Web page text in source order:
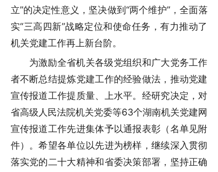
立”的决定性意义，坚决做到“两个维护”，全面落
实“三高四新”战略定位和使命任务，有力推动了
机关党建工作再上新台阶。
为激励全省机关各级党组织和广大党务工作
者不断总结提炼党建工作的经验做法，推动党建
宣传报道工作提质量、上水平。经研究决定，对
省高级人民法院机关党委等63个湖南机关党建网
宣传报道工作先进集体予以通报表彰（名单见附
件）。希望各单位以先进为榜样，继续深入贯彻
落实党的二十大精神和省委决策部署，坚持正确